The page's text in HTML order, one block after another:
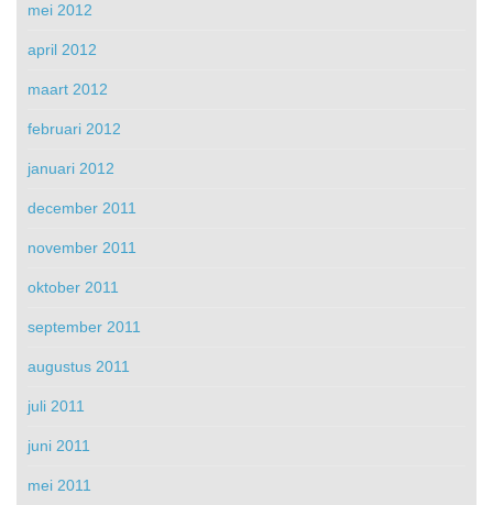
mei 2012
april 2012
maart 2012
februari 2012
januari 2012
december 2011
november 2011
oktober 2011
september 2011
augustus 2011
juli 2011
juni 2011
mei 2011